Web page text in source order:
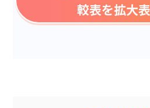
ボット遮断
較表を拡大